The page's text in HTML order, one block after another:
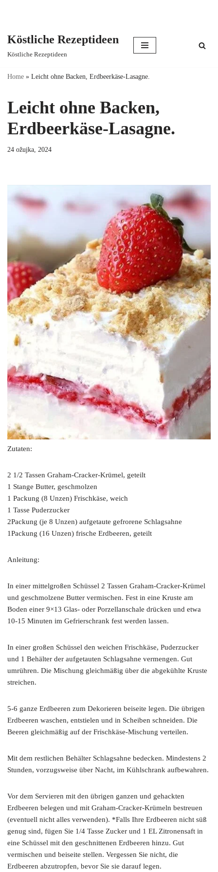
content
Köstliche Rezeptideen
Köstliche Rezeptideen
Home » Leicht ohne Backen, Erdbeerkäse-Lasagne.
Leicht ohne Backen,
Erdbeerkäse-Lasagne.
24 ožujka, 2024
Zutaten:
2 1/2 Tassen Graham-Cracker-Krümel, geteilt
1 Stange Butter, geschmolzen
1 Packung (8 Unzen) Frischkäse, weich
1 Tasse Puderzucker
2Packung (je 8 Unzen) aufgetaute gefrorene Schlagsahne
1Packung (16 Unzen) frische Erdbeeren, geteilt
Anleitung:
In einer mittelgroßen Schüssel 2 Tassen Graham-Cracker-Krümel
und geschmolzene Butter vermischen. Fest in eine Kruste am
Boden einer 9×13 Glas- oder Porzellanschale drücken und etwa
10-15 Minuten im Gefrierschrank fest werden lassen.
In einer großen Schüssel den weichen Frischkäse, Puderzucker
und 1 Behälter der aufgetauten Schlagsahne vermengen. Gut
umrühren. Die Mischung gleichmäßig über die abgekühlte Kruste
streichen.
5-6 ganze Erdbeeren zum Dekorieren beiseite legen. Die übrigen
Erdbeeren waschen, entstielen und in Scheiben schneiden. Die
Beeren gleichmäßig auf der Frischkäse-Mischung verteilen.
Mit dem restlichen Behälter Schlagsahne bedecken. Mindestens 2
Stunden, vorzugsweise über Nacht, im Kühlschrank aufbewahren.
Vor dem Servieren mit den übrigen ganzen und gehackten
Erdbeeren belegen und mit Graham-Cracker-Krümeln bestreuen
(eventuell nicht alles verwenden). *Falls Ihre Erdbeeren nicht süß
genug sind, fügen Sie 1/4 Tasse Zucker und 1 EL Zitronensaft in
eine Schüssel mit den geschnittenen Erdbeeren hinzu. Gut
vermischen und beiseite stellen. Vergessen Sie nicht, die
Erdbeeren abzutropfen, bevor Sie sie darauf legen.